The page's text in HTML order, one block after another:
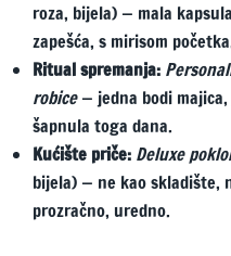
roza, bijela) — mala
zapešća, s mirisom
Ritual spremanja:
robice— jedna bodi
šapnula toga dana.
Kućište priče: Deluxe
bijela) — ne kao skladište,
prozračno, uredno.